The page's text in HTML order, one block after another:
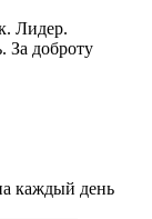
Лидер.
За доброту
каждый день